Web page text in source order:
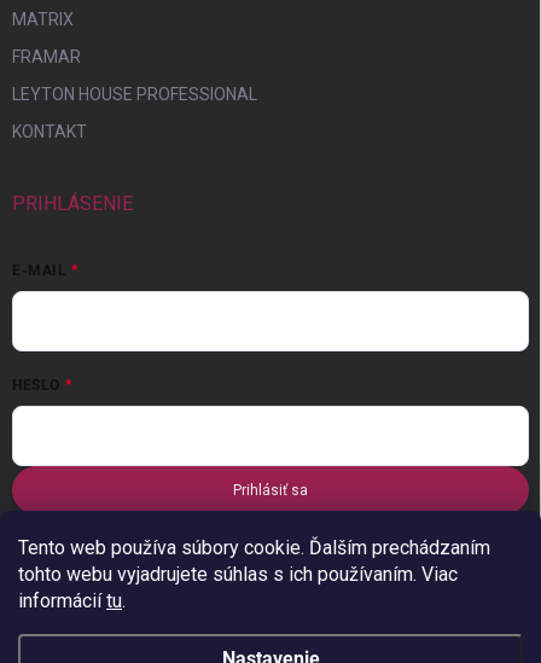
Tento web používa súbory cookie. Ďalším prechádzaním
tohto webu vyjadrujete súhlas s ich používaním. Viac
informáciítu.
MATRIX
FRAMAR
LEYTON HOUSE PROFESSIONAL
KONTAKT
PRIHLÁSENIE
E-MAIL
HESLO
Prihlásiť sa